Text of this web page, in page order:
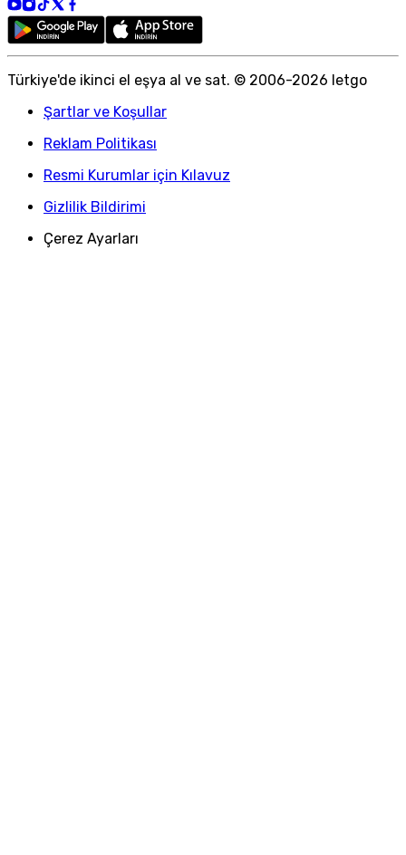
Türkiye'de ikinci el eşya al ve sat. © 2006-2026 letgo
Şartlar ve Koşullar
Reklam Politikası
Resmi Kurumlar için Kılavuz
Gizlilik Bildirimi
Çerez Ayarları